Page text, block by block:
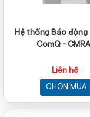
Hệ thống Báo động
ComQ -
Liên hệ
CHỌN MUA